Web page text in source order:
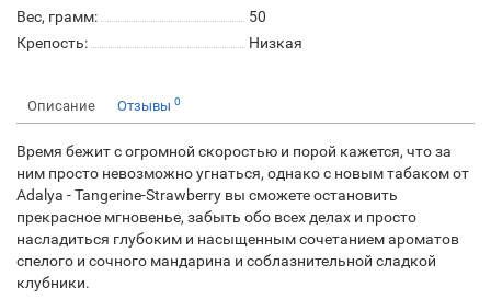
Вес, грамм:
50
Крепость:
Низкая
Описание Отзывы 0
Время бежит с огромной скоростью и порой кажется, что за
ним просто невозможно угнаться, однако с новым табаком от
Adalya - Tangerine-Strawberry вы сможете остановить
прекрасное мгновенье, забыть обо всех делах и просто
насладиться глубоким и насыщенным сочетанием ароматов
спелого и сочного мандарина и соблазнительной сладкой
клубники.